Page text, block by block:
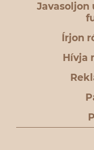
Javasoljon
Írjon
Hívja